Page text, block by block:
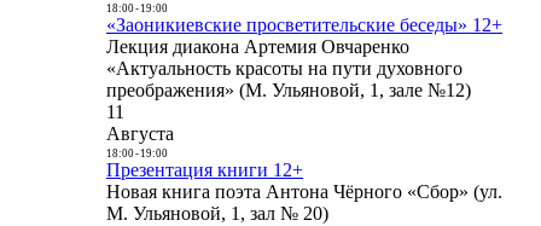
18:00- 19:00
«Заоникиевские просветительские беседы» 12+
Лекция диакона Артемия Овчаренко
«Актуальность красоты на пути духовного
преображения» (М. Ульяновой, 1, зале №12)
11
Августа
18:00- 19:00
Презентация книги 12+
Новая книга поэта Антона Чёрного «Сбор» (ул.
М. Ульяновой, 1, зал № 20)